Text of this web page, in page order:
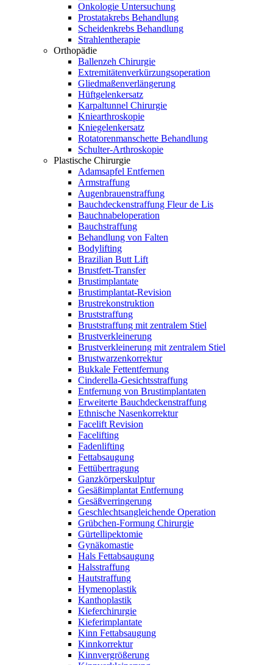
Onkologie Untersuchung
Prostatakrebs Behandlung
Scheidenkrebs Behandlung
Strahlentherapie
Orthopädie
Ballenzeh Chirurgie
Extremitätenverkürzungsoperation
Gliedmaßenverlängerung
Hüftgelenkersatz
Karpaltunnel Chirurgie
Kniearthroskopie
Kniegelenkersatz
Rotatorenmanschette Behandlung
Schulter-Arthroskopie
Plastische Chirurgie
Adamsapfel Entfernen
Armstraffung
Augenbrauenstraffung
Bauchdeckenstraffung Fleur de Lis
Bauchnabeloperation
Bauchstraffung
Behandlung von Falten
Bodylifting
Brazilian Butt Lift
Brustfett-Transfer
Brustimplantate
Brustimplantat-Revision
Brustrekonstruktion
Bruststraffung
Bruststraffung mit zentralem Stiel
Brustverkleinerung
Brustverkleinerung mit zentralem Stiel
Brustwarzenkorrektur
Bukkale Fettentfernung
Cinderella-Gesichtsstraffung
Entfernung von Brustimplantaten
Erweiterte Bauchdeckenstraffung
Ethnische Nasenkorrektur
Facelift Revision
Facelifting
Fadenlifting
Fettabsaugung
Fettübertragung
Ganzkörperskulptur
Gesäßimplantat Entfernung
Gesäßverringerung
Geschlechtsangleichende Operation
Grübchen-Formung Chirurgie
Gürtellipektomie
Gynäkomastie
Hals Fettabsaugung
Halsstraffung
Hautstraffung
Hymenoplastik
Kanthoplastik
Kieferchirurgie
Kieferimplantate
Kinn Fettabsaugung
Kinnkorrektur
Kinnvergrößerung